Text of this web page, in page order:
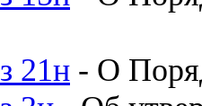
21н - О